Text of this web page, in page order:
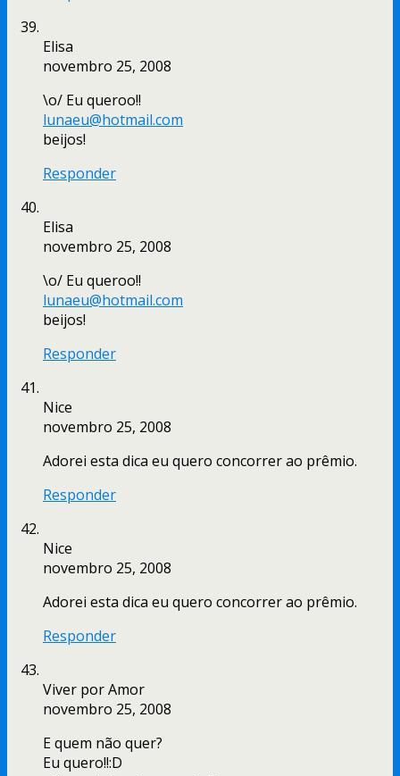
Elisa
novembro 25, 2008
\o/ Eu queroo!!
lunaeu@hotmail.com
beijos!
Responder
Elisa
novembro 25, 2008
\o/ Eu queroo!!
lunaeu@hotmail.com
beijos!
Responder
Nice
novembro 25, 2008
Adorei esta dica eu quero concorrer ao prêmio.
Responder
Nice
novembro 25, 2008
Adorei esta dica eu quero concorrer ao prêmio.
Responder
Viver por Amor
novembro 25, 2008
E quem não quer?
Eu quero!!:D